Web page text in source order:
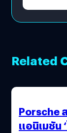
Related
Porsche
แอนิเมชัน